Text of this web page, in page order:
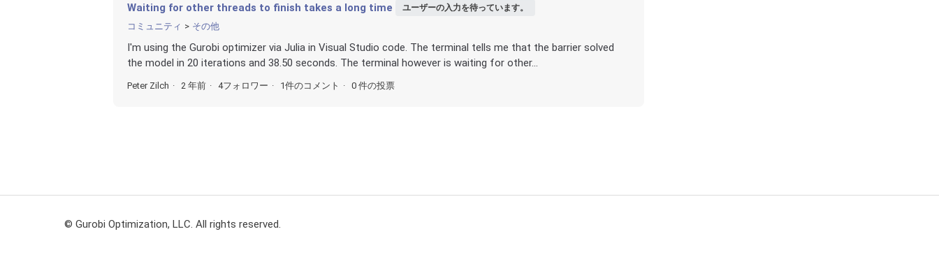
Waiting for other threads to finish takes a long time ユーザーの入力を待っています。
コミュニティ その他
I'm using the Gurobi optimizer via Julia in Visual Studio code. The terminal tells me that the barrier solved
the model in 20 iterations and 38.50 seconds. The terminal however is waiting for other...
Peter Zilch 2 年前 4フォロワー 1件のコメント 0 件の投票
© Gurobi Optimization, LLC. All rights reserved.